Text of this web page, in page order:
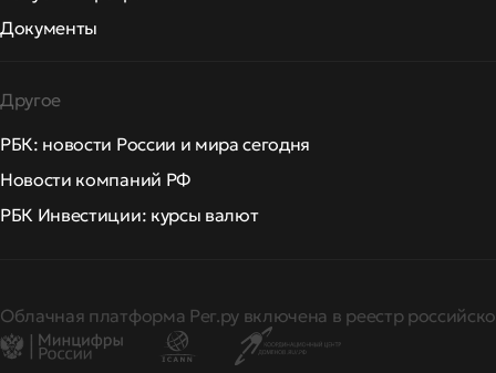
Документы
Другое
РБК: новости России и мира сегодня
Новости компаний РФ
РБК Инвестиции: курсы валют
Облачная платформа Рег.ру включена в реестр